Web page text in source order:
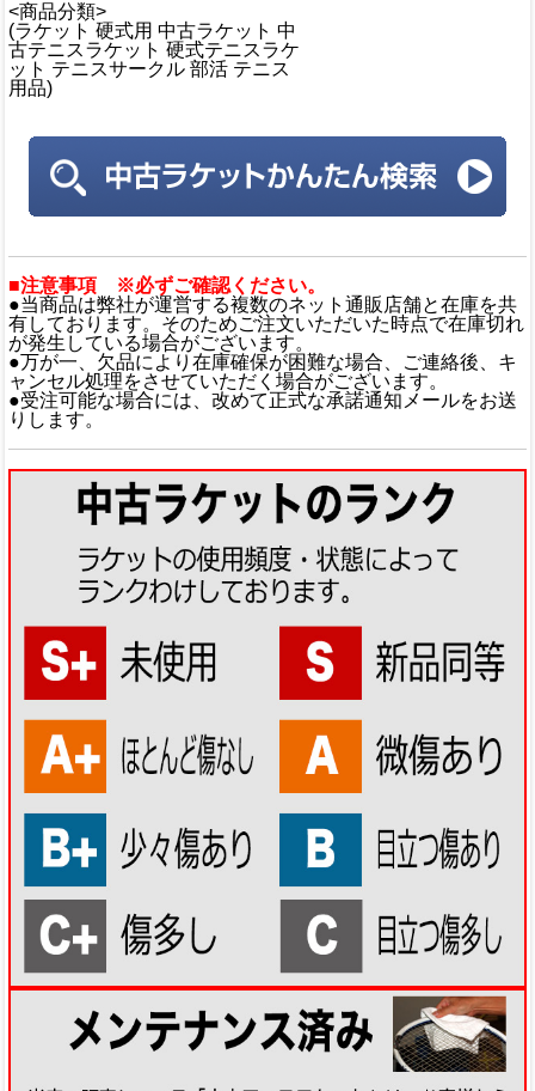
<商品分類>
(ラケット 硬式用 中古ラケット 中
古テニスラケット 硬式テニスラケ
ット テニスサークル 部活 テニス
用品)
■注意事項 ※必ずご確認ください。
●当商品は弊社が運営する複数のネット通販店舗と在庫を共
有しております。そのためご注文いただいた時点で在庫切れ
が発生している場合がございます。
●万が一、欠品により在庫確保が困難な場合、ご連絡後、キ
ャンセル処理をさせていただく場合がございます。
●受注可能な場合には、改めて正式な承諾通知メールをお送
りします。